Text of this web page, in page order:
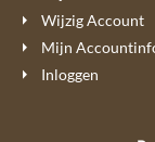
Wijzig Account
Mijn
Inloggen